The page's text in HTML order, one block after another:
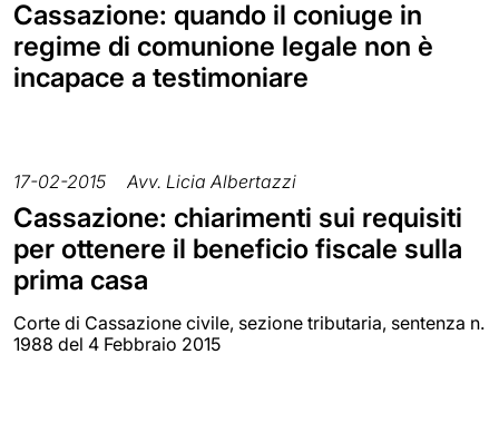
Cassazione: quando il coniuge in
regime di comunione legale non è
incapace a testimoniare
17-02-2015 Avv. Licia Albertazzi
Cassazione: chiarimenti sui requisiti
per ottenere il beneficio fiscale sulla
prima casa
Corte di Cassazione civile, sezione tributaria, sentenza n.
1988 del 4 Febbraio 2015